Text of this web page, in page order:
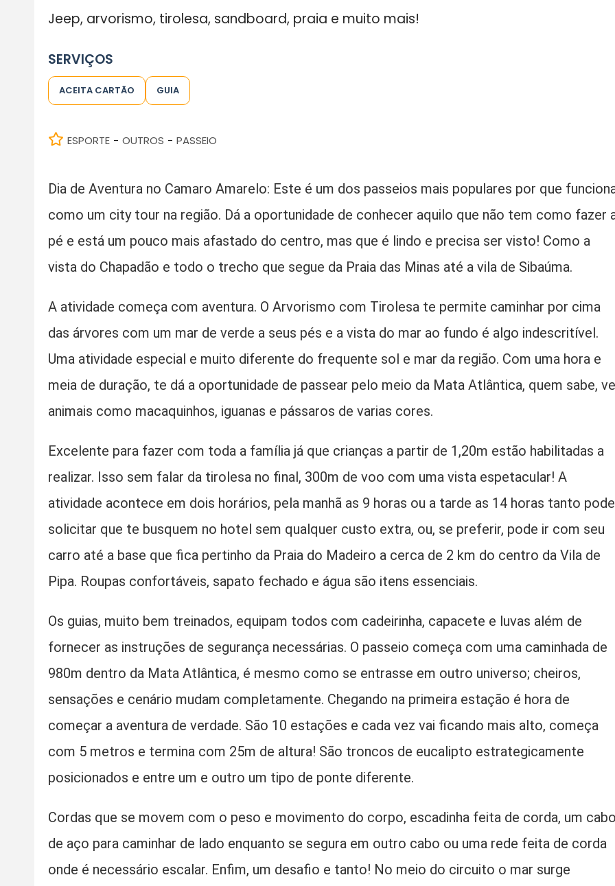
Jeep, arvorismo, tirolesa, sandboard, praia e muito mais!
SERVIÇOS
ACEITA CARTÃO GUIA
ESPORTE - OUTROS - PASSEIO
Dia de Aventura no Camaro Amarelo: Este é um dos passeios mais populares por que
como um city tour na região. Dá a oportunidade de conhecer aquilo que não tem como fazer
pé e está um pouco mais afastado do centro, mas que é lindo e precisa ser visto! Como a
vista do Chapadão e todo o trecho que segue da Praia das Minas até a vila de Sibaúma.
A atividade começa com aventura. O Arvorismo com Tirolesa te permite caminhar por cima
das árvores com um mar de verde a seus pés e a vista do mar ao fundo é algo indescritível.
Uma atividade especial e muito diferente do frequente sol e mar da região. Com uma hora e
meia de duração, te dá a oportunidade de passear pelo meio da Mata Atlântica, quem sabe,
animais como macaquinhos, iguanas e pássaros de varias cores.
Excelente para fazer com toda a família já que crianças a partir de 1,20m estão habilitadas a
realizar. Isso sem falar da tirolesa no final, 300m de voo com uma vista espetacular! A
atividade acontece em dois horários, pela manhã as 9 horas ou a tarde as 14 horas tanto pode
solicitar que te busquem no hotel sem qualquer custo extra, ou, se preferir, pode ir com seu
carro até a base que fica pertinho da Praia do Madeiro a cerca de 2 km do centro da Vila de
Pipa. Roupas confortáveis, sapato fechado e água são itens essenciais.
Os guias, muito bem treinados, equipam todos com cadeirinha, capacete e luvas além de
fornecer as instruções de segurança necessárias. O passeio começa com uma caminhada de
980m dentro da Mata Atlântica, é mesmo como se entrasse em outro universo; cheiros,
sensações e cenário mudam completamente. Chegando na primeira estação é hora de
começar a aventura de verdade. São 10 estações e cada vez vai ficando mais alto, começa
com 5 metros e termina com 25m de altura! São troncos de eucalipto estrategicamente
posicionados e entre um e outro um tipo de ponte diferente.
Cordas que se movem com o peso e movimento do corpo, escadinha feita de corda, um
de aço para caminhar de lado enquanto se segura em outro cabo ou uma rede feita de corda
onde é necessário escalar. Enfim, um desafio e tanto! No meio do circuito o mar surge